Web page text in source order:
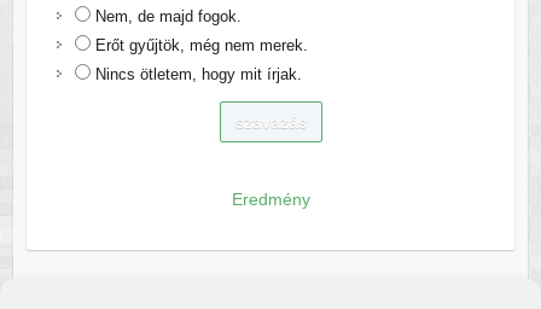
Nem, de majd fogok.
Erőt gyűjtök, még nem merek.
Nincs ötletem, hogy mit írjak.
Eredmény